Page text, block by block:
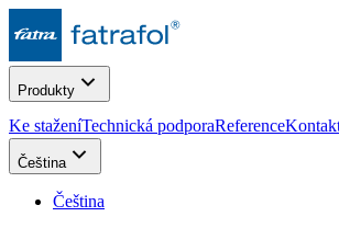
Produkty
Ke staženíTechnická podporaReference
Čeština
Čeština